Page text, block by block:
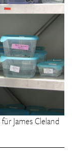
James Cleland